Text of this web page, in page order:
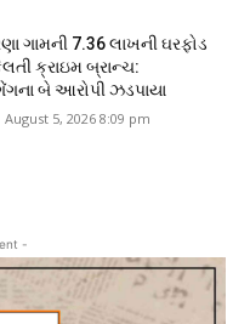
ગામની ₹7.36 લાખની ઘરફોડ
ક્રાઇમ બ્રાન્ચ:
બે આરોપી ઝડપાયા
August 5, 2026 8:09 pm
-